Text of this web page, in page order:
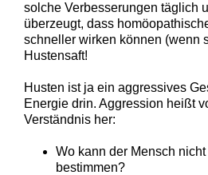
solche Verbesserungen täglich
überzeugt, dass
schneller wirken können (wenn
Hustensaft!
Husten ist ja ein aggressives
Energie drin. Aggression heißt
Verständnis her:
Wo kann der Mensch
bestimmen?